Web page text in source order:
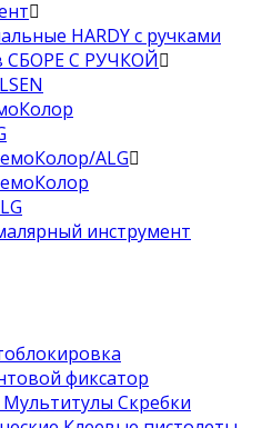
HARDY с ручками
СБОРЕ С РУЧКОЙ
ALG
инструмент
фиксатор
Скребки